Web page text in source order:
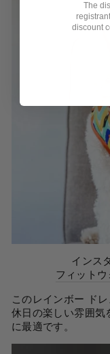
インス
フィット
このレインボー ド
休日の楽しい雰囲気
に最適です。
The
discount